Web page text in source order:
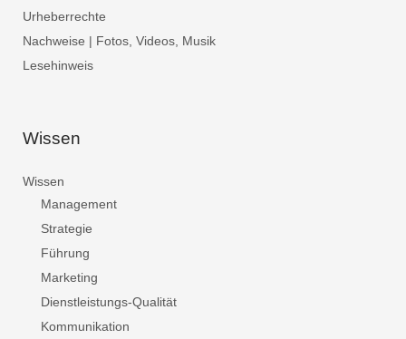
Urheberrechte
Nachweise | Fotos, Videos, Musik
Lesehinweis
Wissen
Wissen
Management
Strategie
Führung
Marketing
Dienstleistungs-Qualität
Kommunikation